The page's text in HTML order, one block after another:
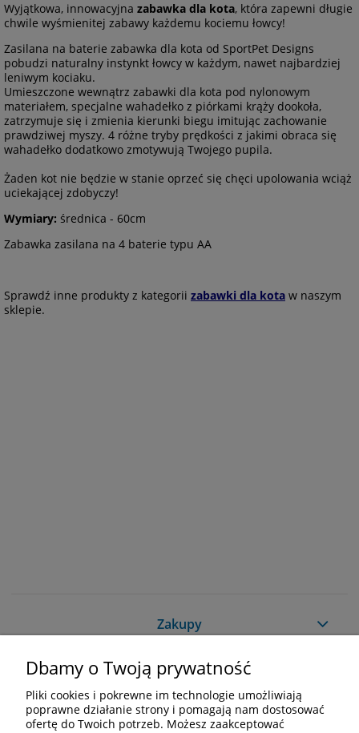
Wyjątkowa, innowacyjna zabawka dla kota, która zapewni długie
chwile wyśmienitej zabawy każdemu kociemu łowcy!
Zasilana na baterie zabawka dla kota od SportPet Designs
pobudzi naturalny instynkt łowcy w każdym, nawet najbardziej
leniwym kociaku.
Umieszczone wewnątrz zabawki dla kota pod nylonowym
materiałem, specjalne wahadełko z piórkami krąży dookoła,
zatrzymuje się i zmienia kierunki biegu imitując zachowanie
prawdziwej myszy. 4 różne tryby prędkości z jakimi obraca się
wahadełko dodatkowo zmotywują Twojego pupila.
Żaden kot nie będzie w stanie oprzeć się chęci upolowania wciąż
uciekającej zdobyczy!
Wymiary: średnica - 60cm
Zabawka zasilana na 4 baterie typu AA
Sprawdź inne produkty z kategorii zabawki dla kota w naszym
sklepie.
Zakupy
Pomoc
Moje konto
Dbamy o Twoją prywatność
Pliki cookies i pokrewne im technologie umożliwiają
poprawne działanie strony i pomagają nam dostosować
ofertę do Twoich potrzeb. Możesz zaakceptować